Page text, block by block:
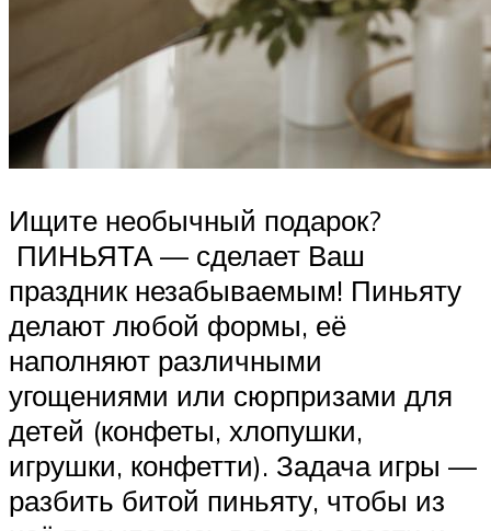
Ищите необычный подарок?
ПИНЬЯТА — сделает Ваш
праздник незабываемым! Пиньяту
делают любой формы, её
наполняют различными
угощениями или сюрпризами для
детей (конфеты, хлопушки,
игрушки, конфетти). Задача игры —
разбить битой пиньяту, чтобы из